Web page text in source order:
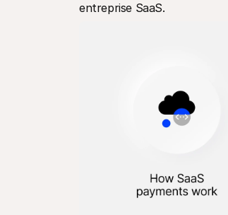
entreprise SaaS.